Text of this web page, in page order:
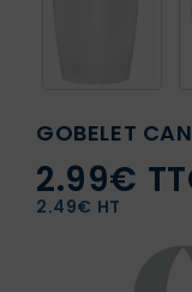
GOBELET
2.99€
2.49€ HT